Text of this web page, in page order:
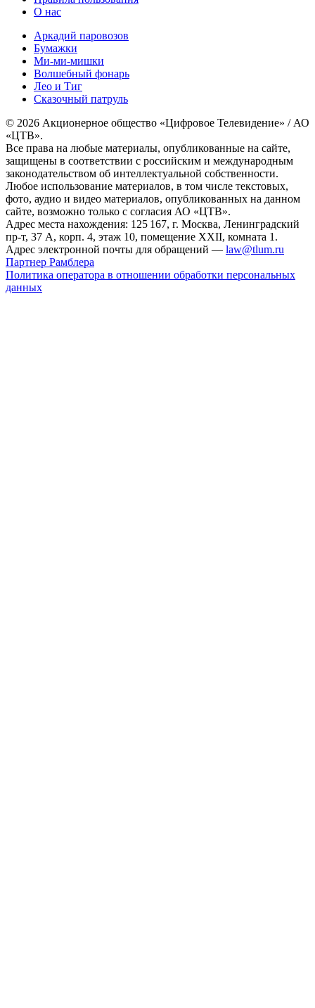
О нас
Аркадий паровозов
Бумажки
Ми-ми-мишки
Волшебный фонарь
Лео и Тиг
Сказочный патруль
© 2026 Акционерное общество «Цифровое Телевидение» / АО
«ЦТВ».
Все права на любые материалы, опубликованные на сайте,
защищены в соответствии с российским и международным
законодательством об интеллектуальной собственности.
Любое использование материалов, в том числе текстовых,
фото, аудио и видео материалов, опубликованных на данном
сайте, возможно только с согласия АО «ЦТВ».
Адрес места нахождения: 125 167, г. Москва, Ленинградский
пр-т, 37 А, корп. 4, этаж 10, помещение XXII, комната 1.
Адрес электронной почты для обращений — law@tlum.ru
Партнер Рамблера
Политика оператора в отношении обработки персональных
данных